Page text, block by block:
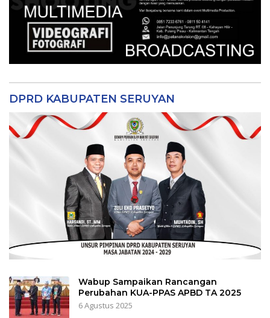
DPRD KABUPATEN SERUYAN
Wabup Sampaikan Rancangan
Perubahan KUA-PPAS APBD TA 2025
6 Agustus 2025